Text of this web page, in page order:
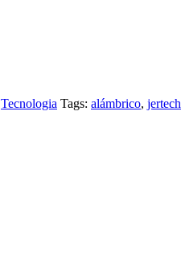
Tecnologia Tags: alámbrico, jertech